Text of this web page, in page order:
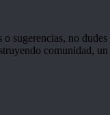
sugerencias, no dudes
comunidad, un